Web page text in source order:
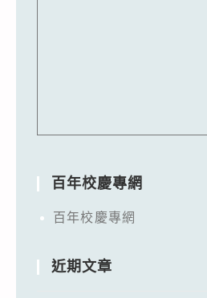
百年校慶專網
百年校慶專網
近期文章